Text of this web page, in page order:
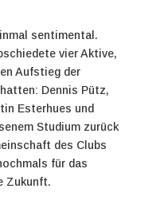
sentimental.
vier Aktive,
Aufstieg der
Dennis Pütz,
Esterhues und
Studium zurück
des Clubs
für das
Zukunft.